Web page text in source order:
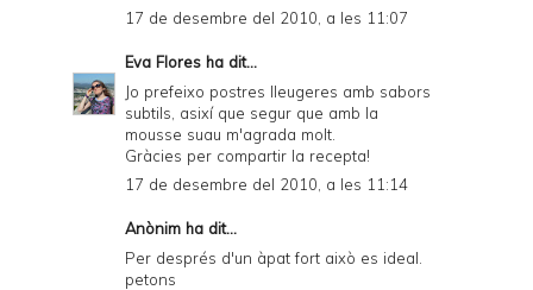
17 de desembre del 2010, a les 11:07
Eva Flores ha dit...
Jo prefeixo postres lleugeres amb sabors
subtils, asixí que segur que amb la
mousse suau m'agrada molt.
Gràcies per compartir la recepta!
17 de desembre del 2010, a les 11:14
Anònim ha dit...
Per després d'un àpat fort això es ideal.
petons